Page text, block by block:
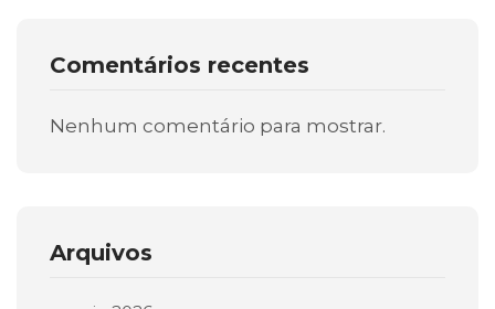
Comentários recentes
Nenhum comentário para mostrar.
Arquivos